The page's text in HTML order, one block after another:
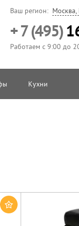
Ваш регион:
+ 7 (495)
Работаем с 9:00 до
Кухни